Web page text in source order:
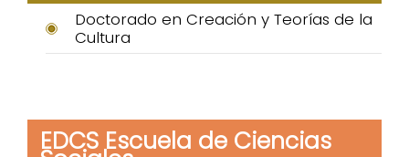
Doctorado en Creación y Teorías de la
Cultura
EDCS Escuela de Ciencias